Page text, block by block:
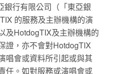
銀行有限公司（「東亞銀
的服務及主辦機構的演
及HotdogTIX及主辦機構的
證，亦不會對HotdogTIX
唱會或資料所引起或與其
任。如對服務或演唱會或